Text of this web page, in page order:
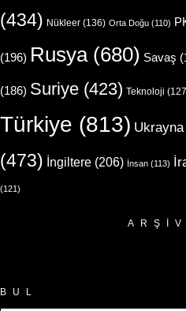
(434) Nükleer (136) Orta Doğu (110)
(196) Rusya(680) Savaş
(186) Suriye (423) Teknoloji
Türkiye (813) Ukrayna
(473) İngiltere (206) İnsan (113)
(121)
BUL